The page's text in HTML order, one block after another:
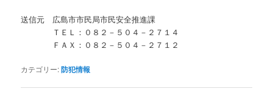
送信元 広島市市民局市民安全推進課
ＴＥＬ：０８２－５０４－２７１４
ＦＡＸ：０８２－５０４－２７１２
カテゴリー:防犯情報